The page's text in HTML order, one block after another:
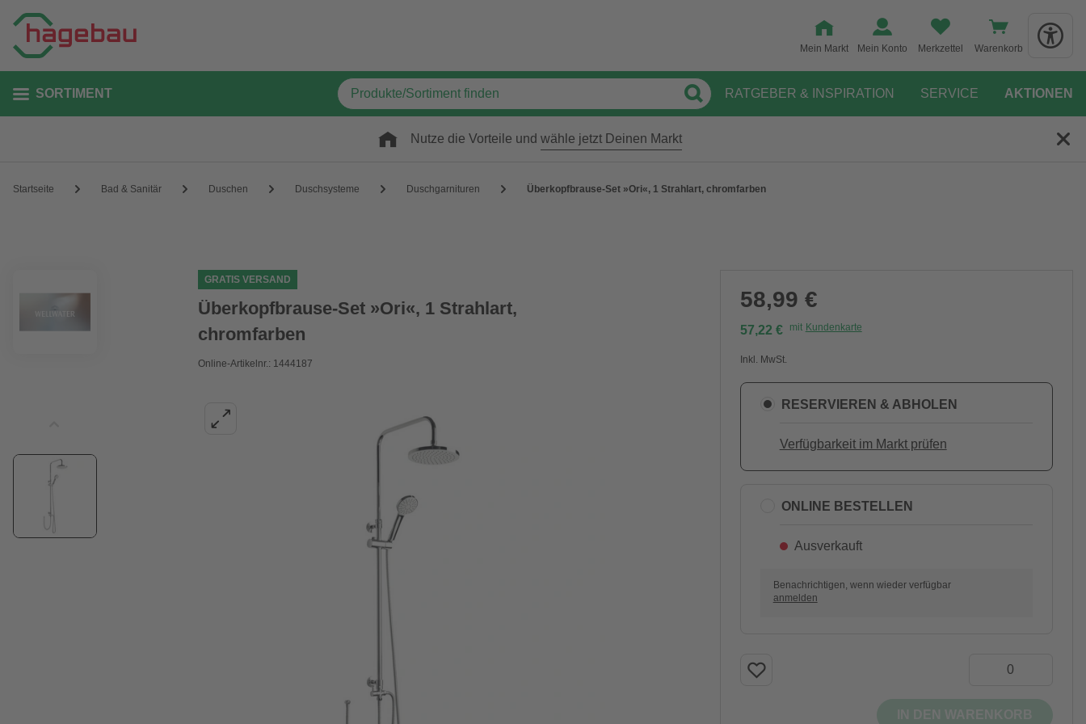
Mein Markt Mein Konto Merkzettel Warenkorb
SORTIMENT RATGEBER & INSPIRATION SERVICE AKTIONEN
Nutze die Vorteile und wähle jetzt Deinen Markt
Startseite Bad & Sanitär Duschen Duschsysteme Duschgarnituren Überkopfbrause-Set »Ori«, 1 Strahlart, chromfarben
GRATIS VERSAND
Überkopfbrause-Set »Ori«, 1 Strahlart,
chromfarben
Online-Artikelnr.: 1444187
58,99 €
57,22 € mit Kundenkarte
Inkl. MwSt.
RESERVIEREN & ABHOLEN
Verfügbarkeit im Markt prüfen
ONLINE BESTELLEN
Ausverkauft
Benachrichtigen, wenn wieder verfügbar
anmelden